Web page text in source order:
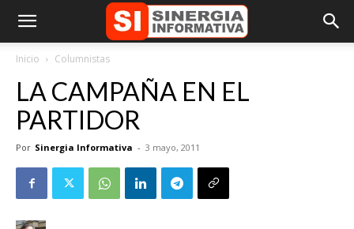
Inicio Columnistas
LA CAMPAÑA EN EL
PARTIDOR
Por Sinergia Informativa - 3 mayo, 2011